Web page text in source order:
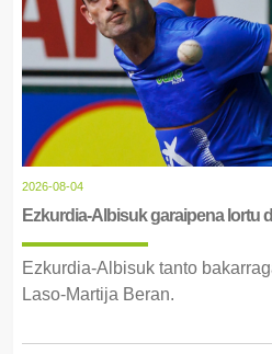
2026-08-04
Ezkurdia-Albisuk garaipena lortu
Ezkurdia-Albisuk tanto
Laso-Martija Beran.